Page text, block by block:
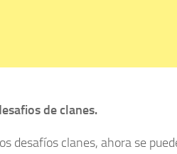
de clanes.
desafíos clanes, ahora se